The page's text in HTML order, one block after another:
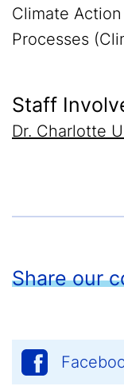
Climate
Processes
Staff
Dr. Charlotte
Share our